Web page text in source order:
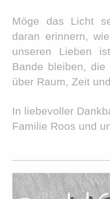
Möge das Licht
daran erinnern,
unseren Lieben
Bande bleiben,
über Raum, Zeit
In liebevoller
Familie Roos und